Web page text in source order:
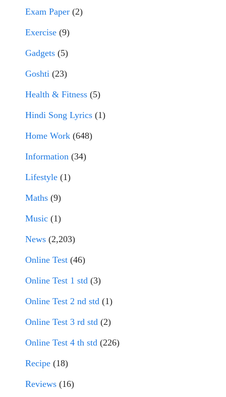
Exam Paper (2)
Exercise (9)
Gadgets (5)
Goshti (23)
Health & Fitness (5)
Hindi Song Lyrics (1)
Home Work (648)
Information (34)
Lifestyle (1)
Maths (9)
Music (1)
News (2,203)
Online Test (46)
Online Test 1 std (3)
Online Test 2 nd std (1)
Online Test 3 rd std (2)
Online Test 4 th std (226)
Recipe (18)
Reviews (16)